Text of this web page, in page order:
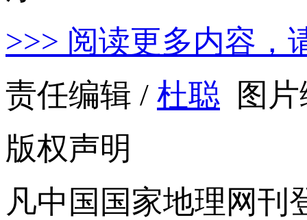
>>> 阅读更多内容，
责任编辑 / 杜聪 图
版权声明
凡中国国家地理网刊